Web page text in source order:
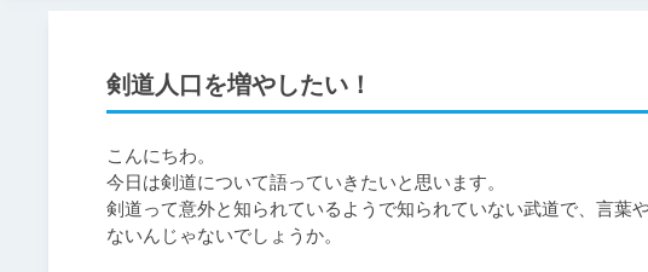
剣道人口を増やしたい！
こんにちわ。
今日は剣道について語っていきたいと思います。
剣道って意外と知られているようで知られていない武道で、言葉
ないんじゃないでしょうか。